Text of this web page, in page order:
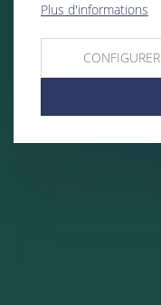
Plus d'informations
CONFIGURER